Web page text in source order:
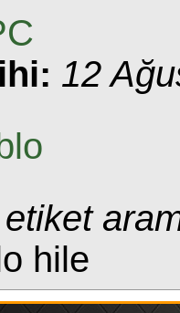
12
hile